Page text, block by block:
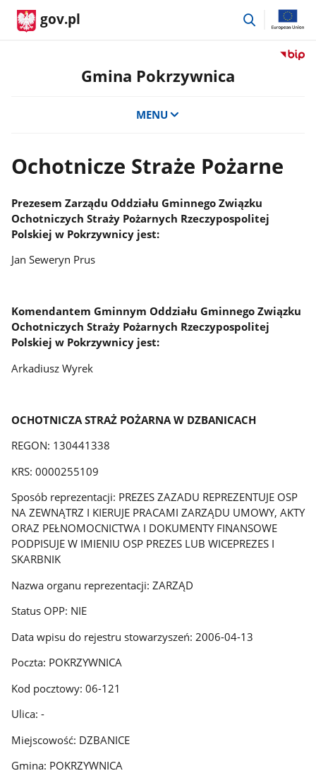
gov.pl
przejdź
Przejdź
Gmina Pokrzywnica
MENU
Ochotnicze Straże Pożarne
Prezesem Zarządu Oddziału Gminnego Związku
Ochotniczych Straży Pożarnych Rzeczypospolitej
Polskiej w Pokrzywnicy jest:
Jan Seweryn Prus
Komendantem Gminnym Oddziału Gminnego Związku
Ochotniczych Straży Pożarnych Rzeczypospolitej
Polskiej w Pokrzywnicy jest:
Arkadiusz Wyrek
OCHOTNICZA STRAŻ POŻARNA W DZBANICACH
REGON: 130441338
KRS: 0000255109
Sposób reprezentacji: PREZES ZAZADU REPREZENTUJE OSP
NA ZEWNĄTRZ I KIERUJE PRACAMI ZARZĄDU UMOWY, AKTY
ORAZ PEŁNOMOCNICTWA I DOKUMENTY FINANSOWE
PODPISUJE W IMIENIU OSP PREZES LUB WICEPREZES I
SKARBNIK
Nazwa organu reprezentacji: ZARZĄD
Status OPP: NIE
Data wpisu do rejestru stowarzyszeń: 2006-04-13
Poczta: POKRZYWNICA
Kod pocztowy: 06-121
Ulica: -
Miejscowość: DZBANICE
Gmina: POKRZYWNICA